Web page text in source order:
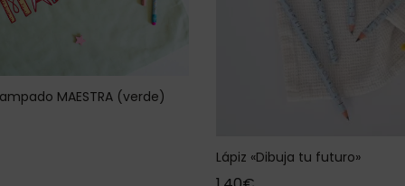
MAESTRA (verde)
Lápiz «Dibuja tu futuro»